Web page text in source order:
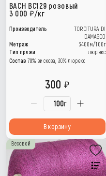
BACH ВС129 розовый
3 000
/кг
Производитель
TORCITURA DI
DAMASCO
Метраж
3400м/100г
Тип пряжи
люрекс
Состав 70% вискоза, 30% люрекс
г
300
В корзину
Весовой